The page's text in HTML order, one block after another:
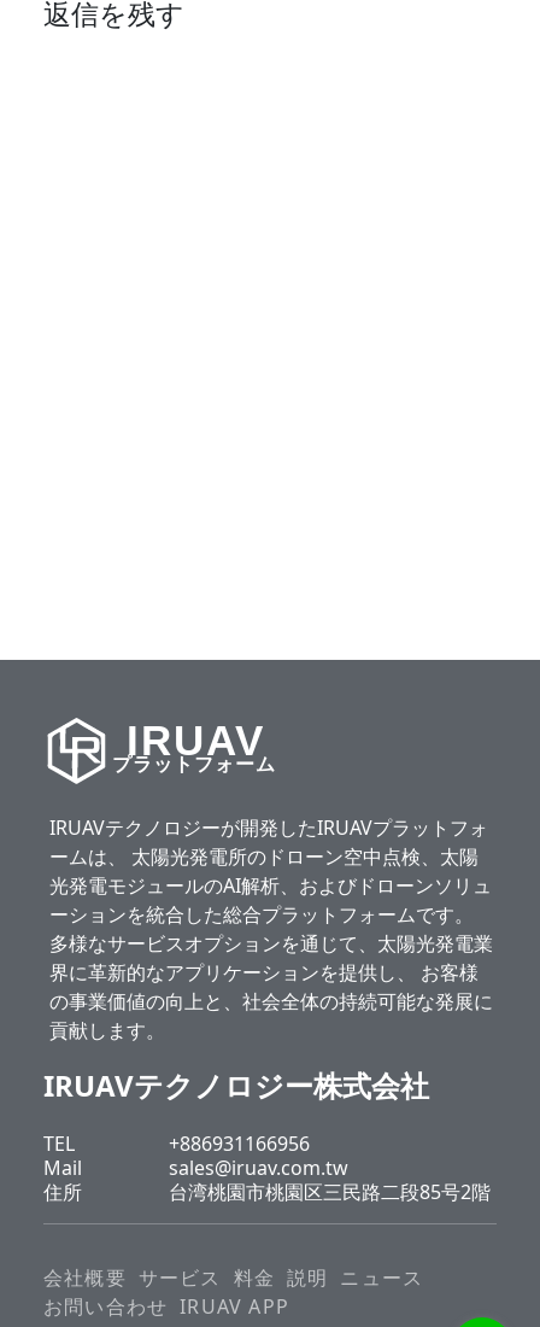
返信を残す
IRUAV
プラットフォーム
IRUAVテクノロジーが開発したIRUAVプラットフォ
ームは、 太陽光発電所のドローン空中点検、太陽
光発電モジュールのAI解析、およびドローンソリュ
ーションを統合した総合プラットフォームです。
多様なサービスオプションを通じて、太陽光発電業
界に革新的なアプリケーションを提供し、 お客様
の事業価値の向上と、社会全体の持続可能な発展に
貢献します。
IRUAVテクノロジー株式会社
TEL
+886931166956
Mail
sales@iruav.com.tw
住所
台湾桃園市桃園区三民路二段85号2階
会社概要 サービス 料金 説明 ニュース
お問い合わせ IRUAV APP